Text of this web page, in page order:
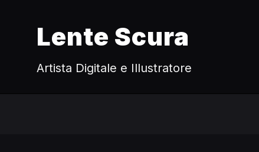
Lente Scura
Artista Digitale e Illustratore